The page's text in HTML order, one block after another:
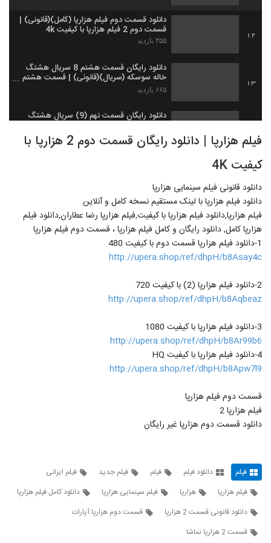
12
دانلود قسمت دوم فیلم هزارپا (کامل)(قانونی) |
قسمت دوم 2 فیلم هزارپا با کیفیت 4k
۳۵۵ بازدید
13
دانلود رایگان قسمت هشتم 8 سریال هشتگ
خاله سوسکه (سریال)(قانونی) | قسمت هشتم
سریال
۶۶۵ بازدید
دانلود رایگان قسمت نهم (9) سریال هشتگ
۲۹۳ بازدید
۲۴۵ بازدید
16
دانلود قسمت دهم فصل 2 سریال ممنوعه با
کیفیت عالی و لینک مستقیم و حجم کم (نیم
بها)
۲۰۵ بازدید
دانلود قسمت دهم فصل دوم سریال ممنوعه
رایگان
۳۰۴ بازدید
18 سریال نهنگ آبی کامل
۴۳۱ بازدید
19
قسمت دهم فصل دوم سریال ممنوعه (سریال)
ممنوعه
20 خاله سوسکه
۹۲۴ بازدید
21 رایگان
۳۱۳ بازدید
22
دانلود قسمت ششم سریال رقص روی شیشه
شیشه - ششم- رایگان-HD
فیلم هزارپا | دانلود رایگان قسمت دوم 2 هزارپا با
کیفیت 4K
دانلود قانونی فیلم سینمایی هزارپا
دانلود فیلم هزارپا با لینک مستقیم نسخه کامل و آنلاین
فیلم هزارپا,دانلود فیلم هزارپا با کیفیت,فیلم هزارپا رضا عطاران,دانلود فیلم
هزارپا کامل, دانلود رایگان و کامل فیلم هزارپا ، قسمت دوم فیلم هزارپا
1-دانلود فيلم هزارپا قسمت دوم با کيفيت 480
http://upera.shop/ref/dhpH/b8Asay4c
2-دانلود فيلم هزارپا (2) با کيفيت 720
http://upera.shop/ref/dhpH/b8Aqbeaz
3-دانلود فيلم هزارپا با کيفيت 1080
http://upera.shop/ref/dhpH/b8Ar99b6
4-دانلود فيلم هزارپا با کيفيت HQ
http://upera.shop/ref/dhpH/b8Apw7l9
قسمت دوم فیلم هزارپا
فیلم هزارپا 2
دانلود قسمت دوم هزارپا غیر رایگان
فیلم دانلود فیلم فیلم فیلم جدید
فیلم ایرانی
فیلم هزارپا
هزارپا فیلم سینمایی هزارپا
دانلود کامل فیلم هزارپا
دانلود قانونی قسمت 2 هزارپا
قسمت دوم هزارپا آپارات
قسمت 2 هزارپا نماشا